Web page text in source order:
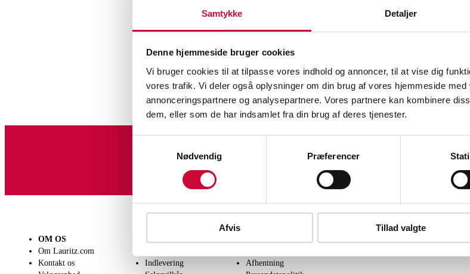
Samtykke Detaljer
Denne hjemmeside bruger cookies
Vi bruger cookies til at tilpasse vores indhold og annoncer, til at vise dig
vores trafik. Vi deler også oplysninger om din brug af vores hjemmeside
annonceringspartnere og analysepartnere. Vores partnere kan kombinere
dem, eller som de har indsamlet fra din brug af deres tjenester.
Nødvendig
Præferencer
Afvis Tillad valgte
Beskrivelse
Se hele udvalget
Lignende varer
Tilmeld dig vores nyhedsbrev og modtag nyheder samt tilbud direkte i din
OM OS
Om Lauritz.com
Kontakt os
SÆLG
Indlevering
Afhentning